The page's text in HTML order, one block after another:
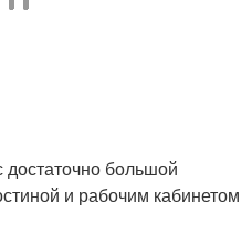
большой
и рабочим кабинетом